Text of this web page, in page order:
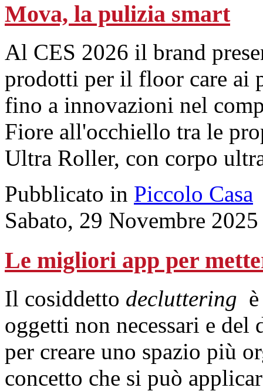
Mova, la pulizia smart
Al CES 2026 il brand
prodotti per il floor care ai
fino a innovazioni nel
Fiore all'occhiello tra le
Ultra Roller, con corpo
Pubblicato in Piccolo Casa
Sabato, 29 Novembre
Le migliori app per
Il cosiddetto decluttering
oggetti non necessari e
per creare uno spazio più
concetto che si può